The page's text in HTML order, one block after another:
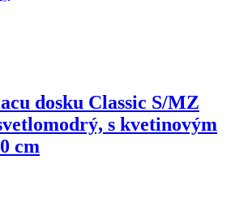
dosku Classic S/MZ
s kvetinovým
cm